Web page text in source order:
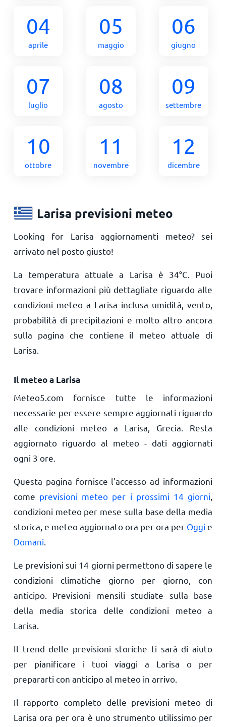
04
aprile
05
maggio
06
giugno
07
luglio
08
agosto
09
settembre
10
ottobre
11
novembre
12
dicembre
Larisa previsioni meteo
Looking for Larisa aggiornamenti meteo? sei
arrivato nel posto giusto!
La temperatura attuale a Larisa è 34°C . Puoi
trovare informazioni più dettagliate riguardo alle
condizioni meteo a Larisa inclusa umidità, vento,
probabilità di precipitazioni e molto altro ancora
sulla pagina che contiene il meteo attuale di
Larisa.
Il meteo a Larisa
Meteo5.com fornisce tutte le informazioni
necessarie per essere sempre aggiornati riguardo
alle condizioni meteo a Larisa, Grecia. Resta
aggiornato riguardo al meteo - dati aggiornati
ogni 3 ore.
Questa pagina fornisce l'accesso ad informazioni
come previsioni meteo per i prossimi 14 giorni
condizioni meteo per mese sulla base della media
storica, e meteo aggiornato ora per ora per Oggi e
Domani
Le previsioni sui 14 giorni permettono di sapere le
condizioni climatiche giorno per giorno, con
anticipo. Previsioni mensili studiate sulla base
della media storica delle condizioni meteo a
Larisa.
Il trend delle previsioni storiche ti sarà di aiuto
per pianificare i tuoi viaggi a Larisa o per
prepararti con anticipo al meteo in arrivo.
Il rapporto completo delle previsioni meteo di
Larisa ora per ora è uno strumento utilissimo per